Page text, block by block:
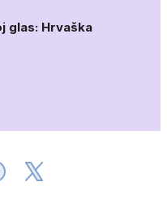
glas: Hrvaška